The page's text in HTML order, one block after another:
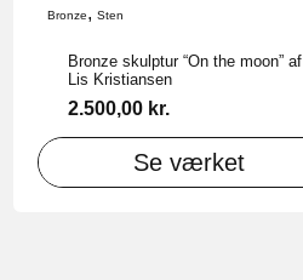
Bronze, Sten
Bronze skulptur “On the moon” af
Lis Kristiansen
2.500,00 kr.
Se værket